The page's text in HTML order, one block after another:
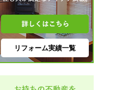
リフォーム実績一覧